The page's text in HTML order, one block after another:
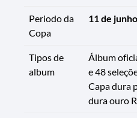
Periodo da
Copa
11 de
Tipos de
album
Álbum
e 48
Capa dura
dura ouro